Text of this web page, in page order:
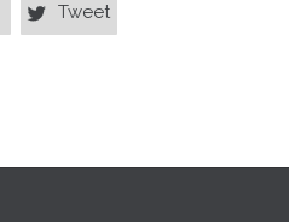
 Tweet